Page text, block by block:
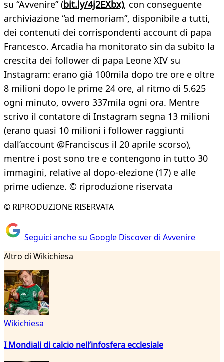
su “Avvenire” (bit.ly/4j2EXbx), con conseguente
archiviazione “ad memoriam”, disponibile a tutti,
dei contenuti dei corrispondenti account di papa
Francesco. Arcadia ha monitorato sin da subito la
crescita dei follower di papa Leone XIV su
Instagram: erano già 100mila dopo tre ore e oltre
8 milioni dopo le prime 24 ore, al ritmo di 5.625
ogni minuto, ovvero 337mila ogni ora. Mentre
scrivo il contatore di Instagram segna 13 milioni
(erano quasi 10 milioni i follower raggiunti
dall’account @Franciscus il 20 aprile scorso),
mentre i post sono tre e contengono in tutto 30
immagini, relative al dopo-elezione (17) e alle
prime udienze. © riproduzione riservata
© RIPRODUZIONE RISERVATA
Seguici anche su Google Discover di Avvenire
Altro di Wikichiesa
Wikichiesa
I Mondiali di calcio nell’infosfera ecclesiale